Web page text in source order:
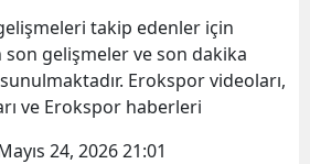
takip edenler için
son gelişmeler ve son dakika
Erokspor videoları,
ve Erokspor haberleri
24, 2026 21:01